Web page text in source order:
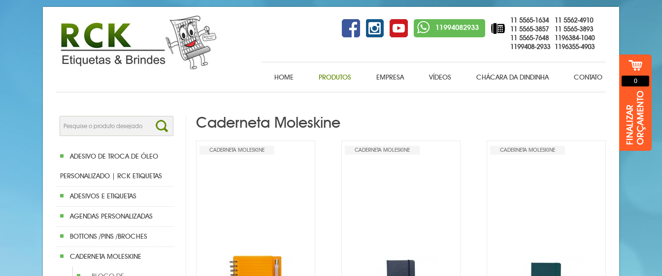
11 5565-1634
11 5562-4910
11 5565-3857
11 5565-3893
11 5565-7648
1196384-1040
1199408-2933
1196355-4903
11994082933
HOME PRODUTOS EMPRESA VÍDEOS CHÁCARA DA DINDINHA CONTATO 0
ADESIVO DE TROCA DE ÓLEO
PERSONALIZADO | RCK ETIQUETAS
ADESIVOS E ETIQUETAS
AGENDAS PERSONALIZADAS
BOTTONS /PINS /BROCHES
CADERNETA MOLESKINE
Caderneta Moleskine
CADERNETA MOLESKINE CADERNETA MOLESKINE CADERNETA MOLESKINE